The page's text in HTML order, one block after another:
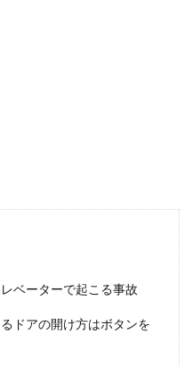
用負担は誰？
ベーターで起こる事故
ドアの開け方はボタンを